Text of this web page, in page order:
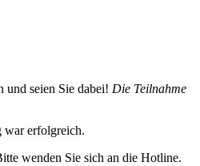
und seien Sie dabei! Die Teilnahme
erfolgreich.
wenden Sie sich an die Hotline.